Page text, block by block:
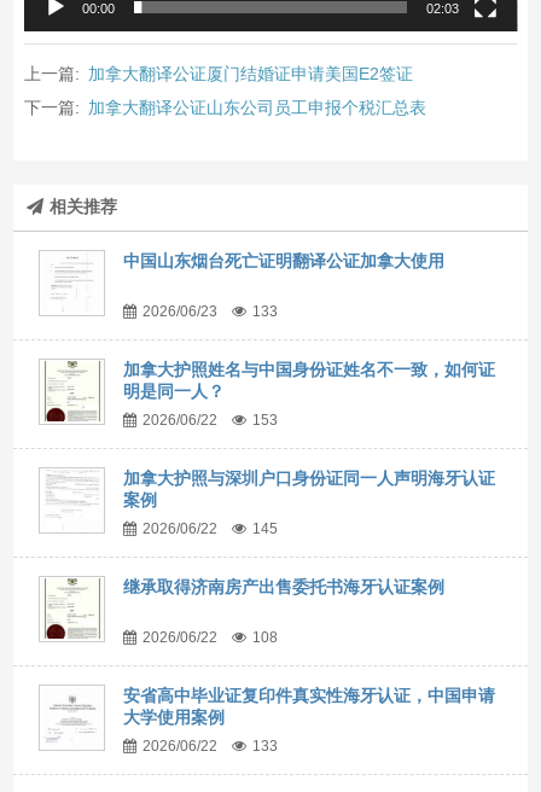
00:00 02:03
上一篇: 加拿大翻译公证厦门结婚证申请美国E2签证
下一篇: 加拿大翻译公证山东公司员工申报个税汇总表
相关推荐
中国山东烟台死亡证明翻译公证加拿大使用
2026/06/23 133
加拿大护照姓名与中国身份证姓名不一致，如何证
明是同一人？
2026/06/22 153
加拿大护照与深圳户口身份证同一人声明海牙认证
案例
2026/06/22 145
继承取得济南房产出售委托书海牙认证案例
2026/06/22 108
安省高中毕业证复印件真实性海牙认证，中国申请
大学使用案例
2026/06/22 133